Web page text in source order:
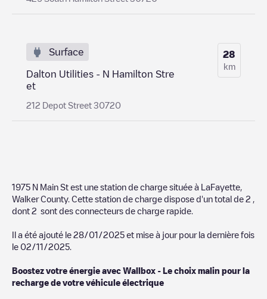
Surface
Dalton Utilities - N Hamilton Stre
et
212 Depot Street 30720
28
km
1975 N Main St est une station de charge située à LaFayette
Walker County. Cette station de charge dispose d'un total de 2
dont 2 sont des connecteurs de charge rapide.
Il a été ajouté le 28/01/2025 et mise à jour pour la dernière fois
le 02/11/2025
Boostez votre énergie avec Wallbox - Le choix malin pour la
recharge de votre véhicule électrique